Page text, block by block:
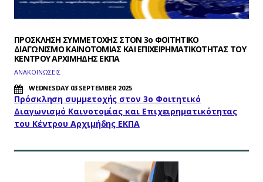
ΠΡΟΣΚΛΗΣΗ ΣΥΜΜΕΤΟΧΗΣ ΣΤΟΝ 3ο ΦΟΙΤΗΤΙΚΟ
ΔΙΑΓΩΝΙΣΜΟ ΚΑΙΝΟΤΟΜΙΑΣ ΚΑΙ ΕΠΙΧΕΙΡΗΜΑΤΙΚΟΤΗΤΑΣ ΤΟΥ
ΚΕΝΤΡΟΥ ΑΡΧΙΜΗΔΗΣ ΕΚΠΑ
ΑΝΑΚΟΙΝΩΣΕΙΣ
WEDNESDAY 03 SEPTEMBER 2025
Πρόσκληση συμμετοχής στον 3ο Φοιτητικό
Διαγωνισμό Καινοτομίας και Επιχειρηματικότητας
του Κέντρου Αρχιμήδης ΕΚΠΑ